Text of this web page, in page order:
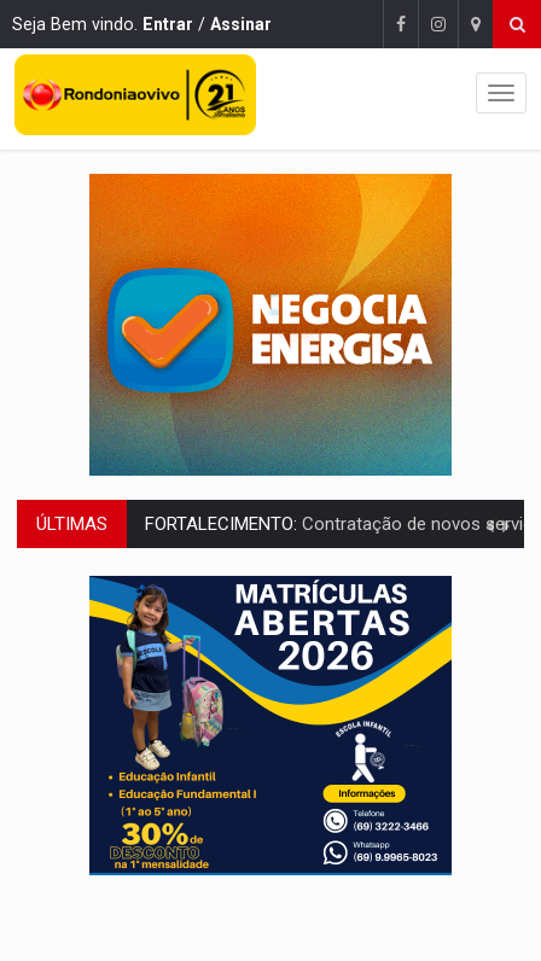
Seja Bem vindo. Entrar / Assinar
ÚLTIMAS URGENTE:Condutor de carro avança cruzamento e deixa
'OS OLHOS DO BRASIL':Emanuel Neri transforma indignação e esperança em
SOB INVESTIGAÇÃO: Dentista de PVH é denunciado por transmitir HIV
ESQUEMA DE FRAUDES:Polícia Civil deflagra a terceira fase da
ASSESSOR FLAGRADO: Empresa e ONG que recebeu R$ 12 mi em emendas
INFLUENCIARIA ELEIÇÕES:Justiça Eleitoral manda tirar vídeo com suposta
CONEXÃO RONDONIAOVIVO:Marcio Barreto, pres. da ABAV-RO, alerta sobre golpes
DA RECICLAGEM AO SUCESSO:A trajetória de superação de